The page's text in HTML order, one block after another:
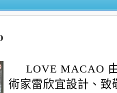
LOVE MACAO
術家雷欣宜設計、致